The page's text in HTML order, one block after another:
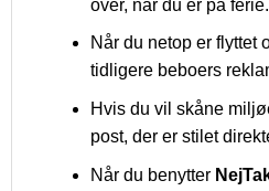
over, når du er på ferie.
Når du netop er flyttet
tidligere beboers
Hvis du vil skåne
post, der er stilet
Når du benytter